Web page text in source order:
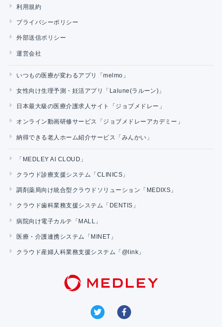
利用規約
プライバシーポリシー
外部送信ポリシー
運営会社
いつもの医療が変わるアプリ「melmo」
女性向け生理予測・妊活アプリ「Lalune(ラルーン)」
日本最大級の医療介護求人サイト「ジョブメドレー」
オンライン動画研修サービス「ジョブメドレーアカデミー」
納得できる老人ホーム紹介サービス「みんかい」
「MEDLEY AI CLOUD」
クラウド診療支援システム「CLINICS」
調剤薬局向け統合型クラウドソリューション「MEDIXS」
クラウド歯科業務支援システム「DENTIS」
病院向け電子カルテ「MALL」
医療・介護連携システム「MINET」
クラウド産婦人科業務支援システム「@link」